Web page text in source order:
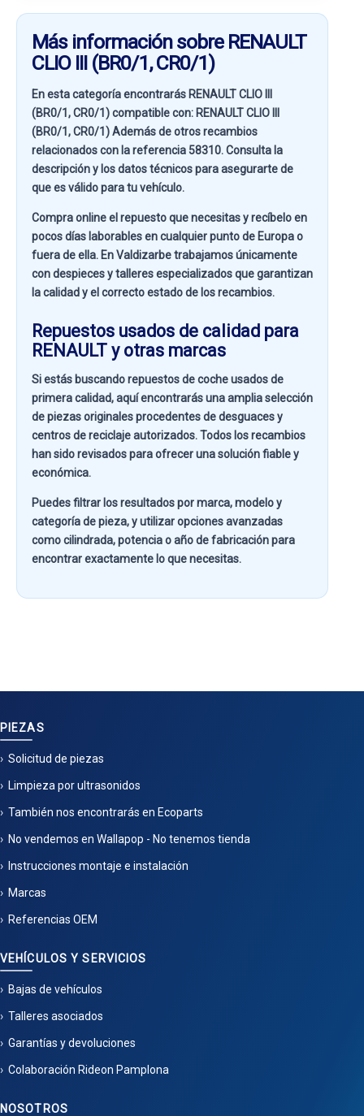
Más información sobre RENAULT
CLIO III (BR0/1, CR0/1)
En esta categoría encontrarás RENAULT CLIO III
(BR0/1, CR0/1) compatible con: RENAULT CLIO III
(BR0/1, CR0/1)Además de otros recambios
relacionados con la referencia 58310. Consulta la
descripción y los datos técnicos para asegurarte de
que es válido para tu vehículo.
Compra online el repuesto que necesitas y recíbelo en
pocos días laborables en cualquier punto de Europa o
fuera de ella. EnValdizarbetrabajamos únicamente
con despieces y talleres especializados que garantizan
la calidad y el correcto estado de los recambios.
Repuestos usados de calidad para
RENAULT y otras marcas
Si estás buscandorepuestos de coche usados de
primera calidad, aquí encontrarás una amplia selección
de piezas originales procedentes de desguaces y
centros de reciclaje autorizados. Todos los recambios
han sido revisados para ofrecer una solución fiable y
económica.
Puedes filtrar los resultados pormarca, modelo y
categoría de pieza, y utilizar opciones avanzadas
comocilindrada, potencia o año de fabricaciónpara
encontrar exactamente lo que necesitas.
PIEZAS
Solicitud de piezas
Limpieza por ultrasonidos
También nos encontrarás en Ecoparts
No vendemos en Wallapop - No tenemos tienda
Instrucciones montaje e instalación
Marcas
Referencias OEM
VEHÍCULOS Y SERVICIOS
Bajas de vehículos
Talleres asociados
Garantías y devoluciones
Colaboración Rideon Pamplona
NOSOTROS